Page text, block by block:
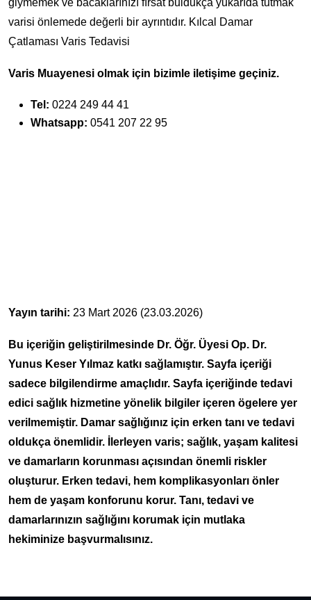
giymemek ve bacaklarınızı fırsat buldukça yukarıda tutmak
varisi önlemede değerli bir ayrıntıdır. Kılcal Damar
Çatlaması Varis Tedavisi
Varis Muayenesi olmak için bizimle iletişime geçiniz.
Tel: 0224 249 44 41
Whatsapp: 0541 207 22 95
Yayın tarihi: 23 Mart 2026 (23.03.2026)
Bu içeriğin geliştirilmesinde Dr. Öğr. Üyesi Op. Dr.
Yunus Keser Yılmaz katkı sağlamıştır. Sayfa içeriği
sadece bilgilendirme amaçlıdır. Sayfa içeriğinde tedavi
edici sağlık hizmetine yönelik bilgiler içeren ögelere yer
verilmemiştir. Damar sağlığınız için erken tanı ve tedavi
oldukça önemlidir. İlerleyen varis; sağlık, yaşam kalitesi
ve damarların korunması açısından önemli riskler
oluşturur. Erken tedavi, hem komplikasyonları önler
hem de yaşam konforunu korur. Tanı, tedavi ve
damarlarınızın sağlığını korumak için mutlaka
hekiminize başvurmalısınız.